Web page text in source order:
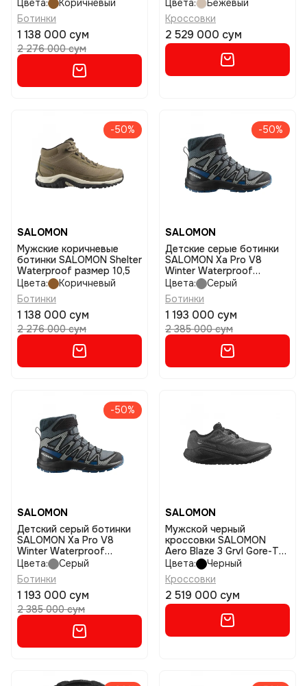
Цвета:
Коричневый
Ботинки
1 138 000 сум
2 276 000 сум
Цвета:
Бежевый
Кроссовки
2 529 000 сум
-50%
SALOMON
Мужские коричневые
ботинки SALOMON Shelter
Waterproof размер 10,5
Цвета:
Коричневый
Ботинки
1 138 000 сум
2 276 000 сум
-50%
SALOMON
Детские серые ботинки
SALOMON Xa Pro V8
Winter Waterproof
размер 36
Цвета:
Серый
Ботинки
1 193 000 сум
2 385 000 сум
-50%
SALOMON
Детский серый ботинки
SALOMON Xa Pro V8
Winter Waterproof
размер 31
Цвета:
Серый
Ботинки
1 193 000 сум
2 385 000 сум
SALOMON
Мужской черный
кроссовки SALOMON
Aero Blaze 3 Grvl Gore-Tex
размер 10
Цвета:
Черный
Кроссовки
2 519 000 сум